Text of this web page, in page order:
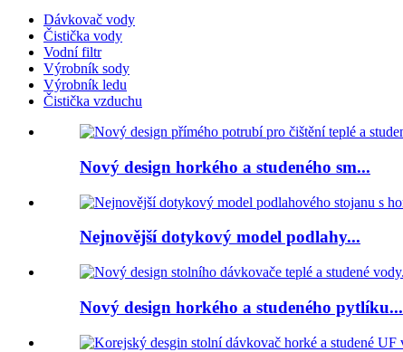
Dávkovač vody
Čistička vody
Vodní filtr
Výrobník sody
Výrobník ledu
Čistička vzduchu
Nový design horkého a studeného sm...
Nejnovější dotykový model podlahy...
Nový design horkého a studeného pytlíku...